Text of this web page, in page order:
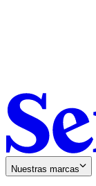
Nuestras marcas